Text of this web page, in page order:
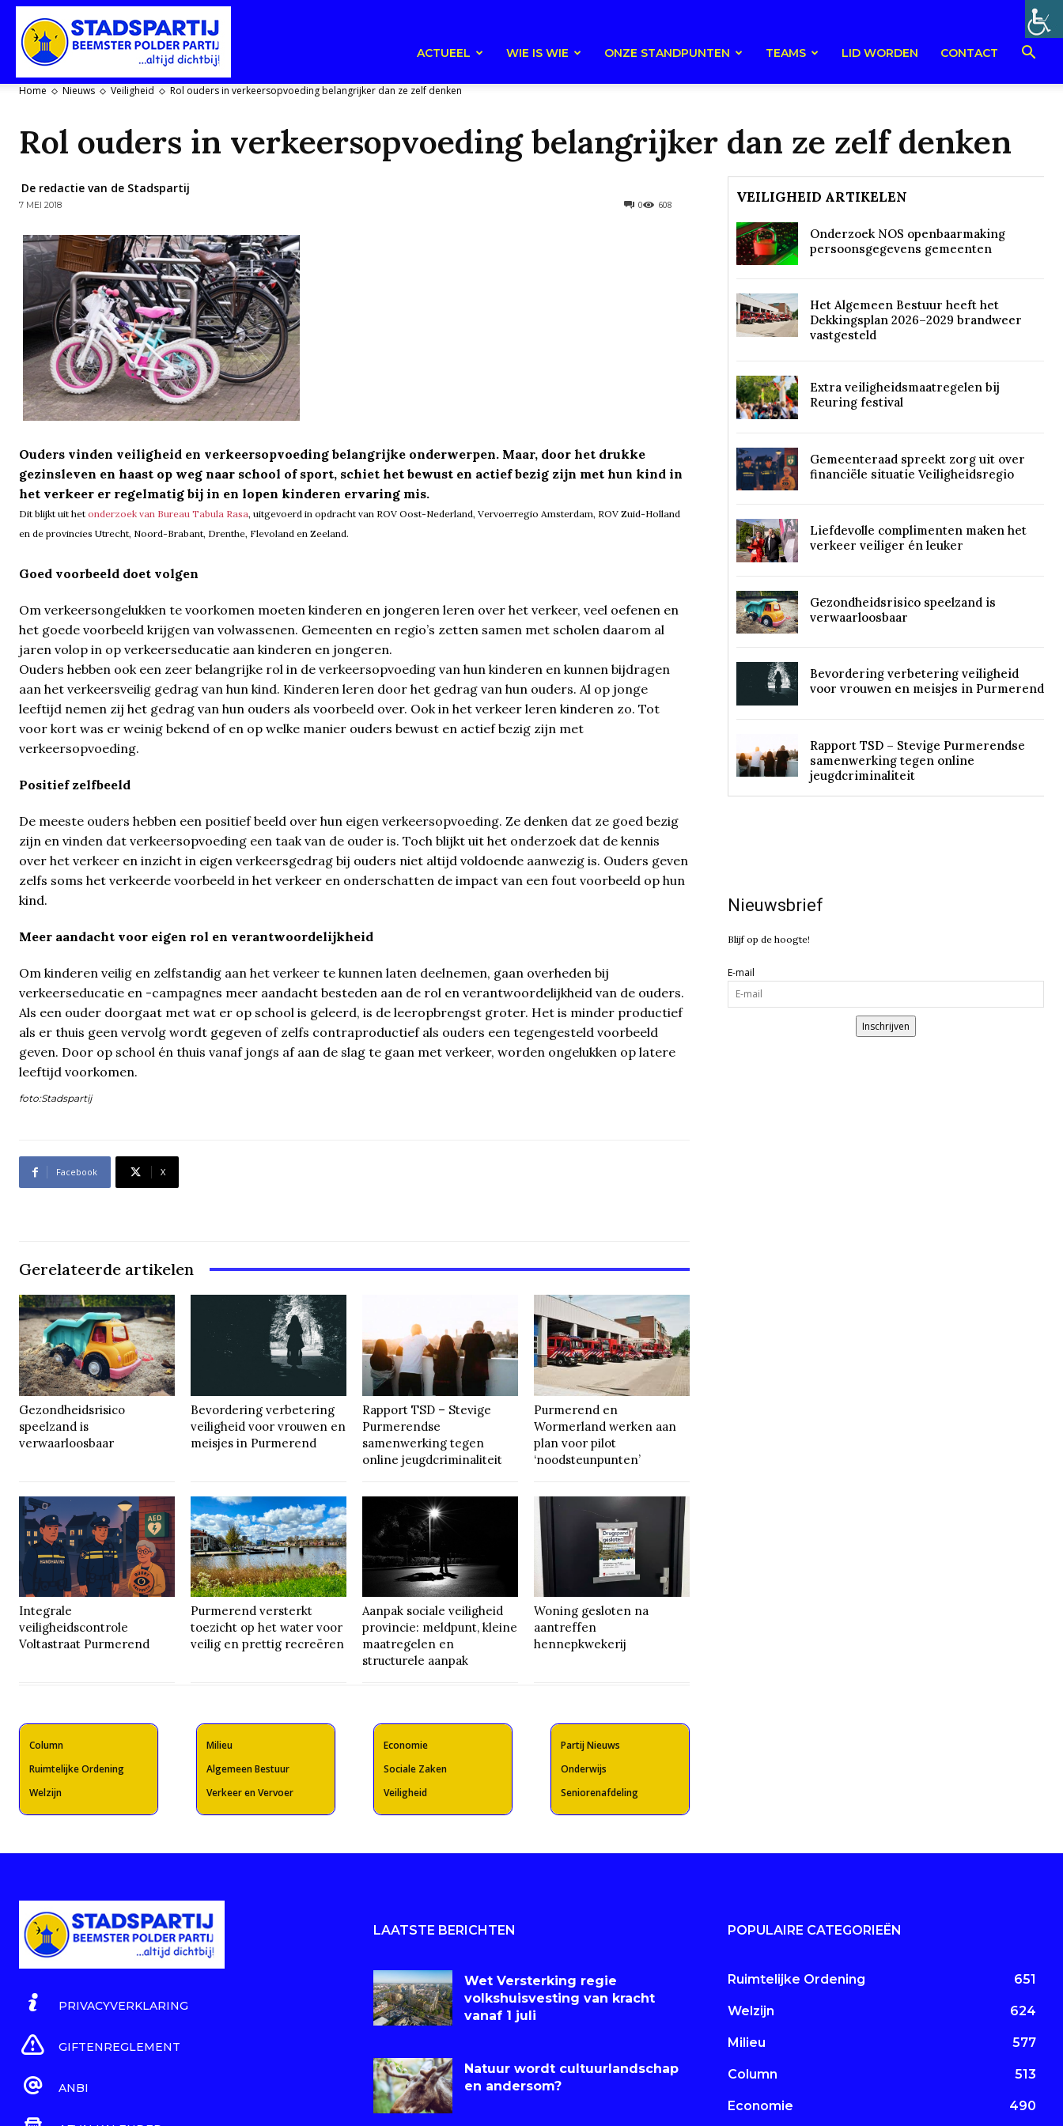
Polderpartij
ACTUEEL WIE IS WIE ONZE STANDPUNTEN TEAMS LID WORDEN CONTACT
Home Nieuws Veiligheid Rol ouders in verkeersopvoeding belangrijker dan ze zelf denken
Rol ouders in verkeersopvoeding belangrijker dan ze zelf denken
De redactie van de Stadspartij
7 MEI 2018 608
0
Ouders vinden veiligheid en verkeersopvoeding belangrijke onderwerpen. Maar, door het drukke
gezinsleven en haast op weg naar school of sport, schiet het bewust en actief bezig zijn met hun kind in
het verkeer er regelmatig bij in en lopen kinderen ervaring mis.
Dit blijkt uit het onderzoek van Bureau Tabula Rasa, uitgevoerd in opdracht van ROV Oost-Nederland, Vervoerregio Amsterdam, ROV Zuid-Holland
en de provincies Utrecht, Noord-Brabant, Drenthe, Flevoland en Zeeland.
Goed voorbeeld doet volgen
Om verkeersongelukken te voorkomen moeten kinderen en jongeren leren over het verkeer, veel oefenen en
het goede voorbeeld krijgen van volwassenen. Gemeenten en regio’s zetten samen met scholen daarom al
jaren volop in op verkeerseducatie aan kinderen en jongeren.
Ouders hebben ook een zeer belangrijke rol in de verkeersopvoeding van hun kinderen en kunnen bijdragen
aan het verkeersveilig gedrag van hun kind. Kinderen leren door het gedrag van hun ouders. Al op jonge
leeftijd nemen zij het gedrag van hun ouders als voorbeeld over. Ook in het verkeer leren kinderen zo. Tot
voor kort was er weinig bekend of en op welke manier ouders bewust en actief bezig zijn met
verkeersopvoeding.
Positief zelfbeeld
De meeste ouders hebben een positief beeld over hun eigen verkeersopvoeding. Ze denken dat ze goed bezig
zijn en vinden dat verkeersopvoeding een taak van de ouder is. Toch blijkt uit het onderzoek dat de kennis
over het verkeer en inzicht in eigen verkeersgedrag bij ouders niet altijd voldoende aanwezig is. Ouders geven
zelfs soms het verkeerde voorbeeld in het verkeer en onderschatten de impact van een fout voorbeeld op hun
kind.
Meer aandacht voor eigen rol en verantwoordelijkheid
Om kinderen veilig en zelfstandig aan het verkeer te kunnen laten deelnemen, gaan overheden bij
verkeerseducatie en -campagnes meer aandacht besteden aan de rol en verantwoordelijkheid van de ouders.
Als een ouder doorgaat met wat er op school is geleerd, is de leeropbrengst groter. Het is minder productief
als er thuis geen vervolg wordt gegeven of zelfs contraproductief als ouders een tegengesteld voorbeeld
geven. Door op school én thuis vanaf jongs af aan de slag te gaan met verkeer, worden ongelukken op latere
leeftijd voorkomen.
foto:Stadspartij
Facebook X
Gerelateerde artikelen
Gezondheidsrisico
speelzand is
verwaarloosbaar
Bevordering verbetering
veiligheid voor vrouwen en
meisjes in Purmerend
Rapport TSD – Stevige
Purmerendse
samenwerking tegen
online jeugdcriminaliteit
Purmerend en
Wormerland werken aan
plan voor pilot
‘noodsteunpunten’
Integrale
veiligheidscontrole
Voltastraat Purmerend
Purmerend versterkt
toezicht op het water voor
veilig en prettig recreëren
Aanpak sociale veiligheid
provincie: meldpunt, kleine
maatregelen en
structurele aanpak
Woning gesloten na
aantreffen
hennepkwekerij
Column
Ruimtelijke Ordening
Welzijn
Milieu
Algemeen Bestuur
Verkeer en Vervoer
Economie
Sociale Zaken
Veiligheid
Partij Nieuws
Onderwijs
Seniorenafdeling
VEILIGHEID ARTIKELEN
Onderzoek NOS openbaarmaking
persoonsgegevens gemeenten
Het Algemeen Bestuur heeft het
Dekkingsplan 2026–2029 brandweer
vastgesteld
Extra veiligheidsmaatregelen bij
Reuring festival
Gemeenteraad spreekt zorg uit over
financiële situatie Veiligheidsregio
Liefdevolle complimenten maken het
verkeer veiliger én leuker
Gezondheidsrisico speelzand is
verwaarloosbaar
Bevordering verbetering veiligheid
voor vrouwen en meisjes in Purmerend
Rapport TSD – Stevige Purmerendse
samenwerking tegen online
jeugdcriminaliteit
Nieuwsbrief
Blijf op de hoogte!
E-mail
Inschrijven
PRIVACYVERKLARING
GIFTENREGLEMENT
ANBI
LAATSTE BERICHTEN
Wet Versterking regie
volkshuisvesting van kracht
vanaf 1 juli
Natuur wordt cultuurlandschap
en andersom?
POPULAIRE CATEGORIEËN
Ruimtelijke Ordening 651
Welzijn 624
Milieu 577
Column 513
Economie 490